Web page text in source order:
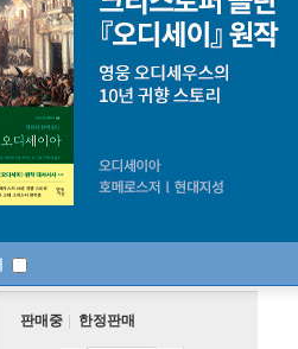
, 카니발, 유령 변주
판매중 한정판매